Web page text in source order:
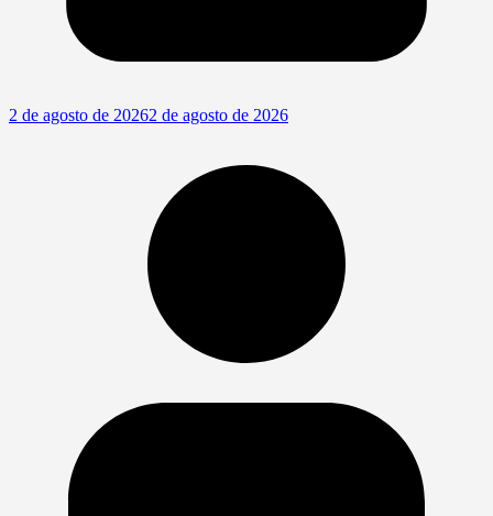
2 de agosto de 20262 de agosto de 2026